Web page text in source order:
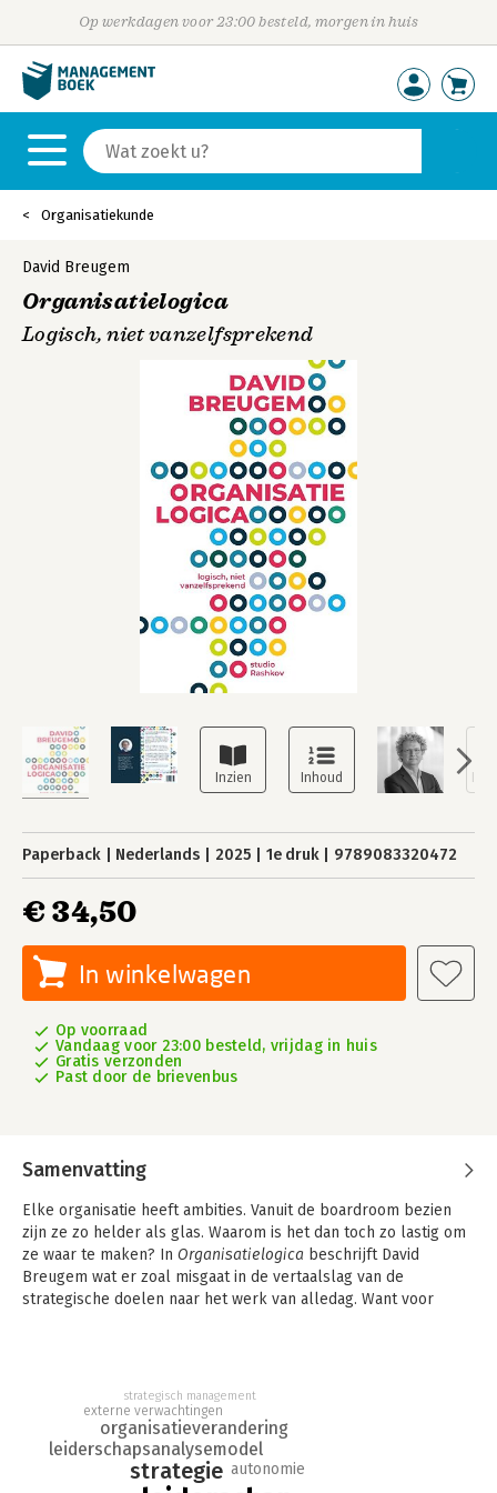
Op werkdagen voor 23:00 besteld, morgen in huis
Organisatiekunde
David Breugem
Organisatielogica
Logisch, niet vanzelfsprekend
Paperback Nederlands 2025 1e druk 9789083320472
€ 34,50
In winkelwagen
Op voorraad
Vandaag voor 23:00 besteld, vrijdag in huis
Gratis verzonden
Past door de brievenbus
Samenvatting
Elke organisatie heeft ambities. Vanuit de boardroom bezien
zijn ze zo helder als glas. Waarom is het dan toch zo lastig om
ze waar te maken? In Organisatielogica beschrijft David
Breugem wat er zoal misgaat in de vertaalslag van de
strategische doelen naar het werk van alledag. Want voor
maar juist uit betrokkenheid.
Om bij te sturen neigt het management naar meer controle. Al
even vanzelfsprekend zoeken medewerkers naar ruimte om
hun werk te doen zoals zij zelf vinden dat het moet gebeuren.
strategie
leiderschapsanalysemodel
organisatieverandering
autonomie
externe verwachtingen
strategisch management